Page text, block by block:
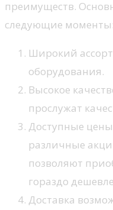
преимуществ.
следующие моменты:
Широкий
оборудования.
Высокое
прослужат
Доступные
различные
позволяют
гораздо
Доставка